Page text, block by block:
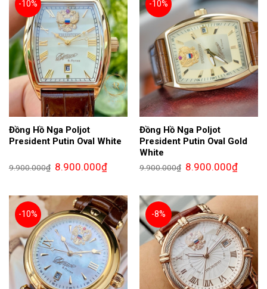
-10%
Đồng Hồ Nga Poljot
President Putin Oval White
9.900.000₫ Giá
gốc
8.900.000₫Giá
hiện
8.900.000₫.
-10%
Đồng Hồ Nga Poljot
President Putin Oval Gold
White
9.900.000₫ Giá
gốc
8.900.000₫Giá
hiện
-10%
-8%